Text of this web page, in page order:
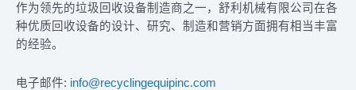
作为领先的垃圾回收设备制造商之一，舒利机械有限公司在各
种优质回收设备的设计、研究、制造和营销方面拥有相当丰富
的经验。
电子邮件: info@recyclingequipinc.com